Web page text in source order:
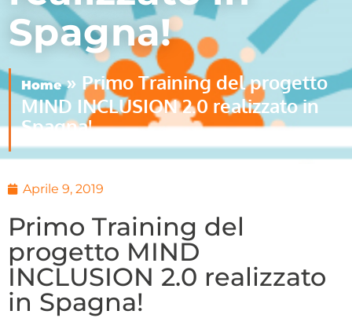
Spagna!
Home» Primo Training del progetto
MIND INCLUSION 2.0 realizzato in
Spagna!
Aprile 9, 2019
Primo Training del
progetto MIND
INCLUSION 2.0 realizzato
in Spagna!